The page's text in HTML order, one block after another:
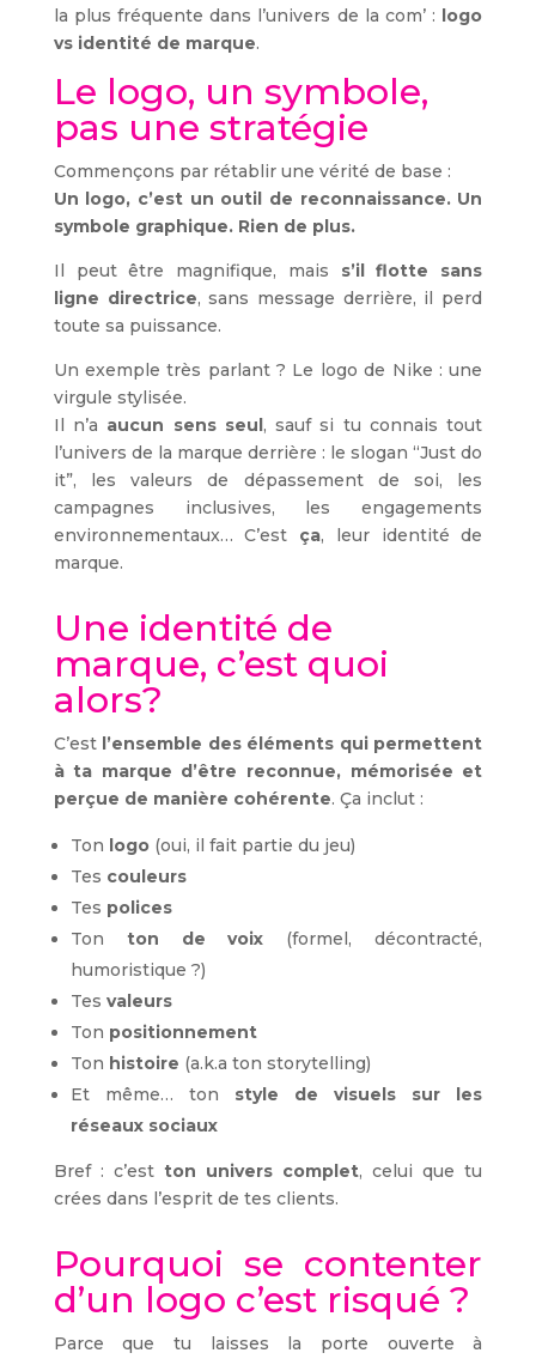
la plus fréquente dans l’univers de la com’ : logo
vs identité de marque.
Le logo, un symbole,
pas une stratégie
Commençons par rétablir une vérité de base :
Un logo, c’est un outil de reconnaissance. Un
symbole graphique. Rien de plus.
Il peut être magnifique, mais s’il flotte sans
ligne directrice, sans message derrière, il perd
toute sa puissance.
Un exemple très parlant ? Le logo de Nike : une
virgule stylisée.
Il n’a aucun sens seul, sauf si tu connais tout
l’univers de la marque derrière : le slogan “Just do
it”, les valeurs de dépassement de soi, les
campagnes inclusives, les engagements
environnementaux… C’est ça, leur identité de
marque.
Une identité de
marque, c’est quoi
alors?
C’est l’ensemble des éléments qui permettent
à ta marque d’être reconnue, mémorisée et
perçue de manière cohérente. Ça inclut :
Ton logo(oui, il fait partie du jeu)
Tes couleurs
Tes polices
Ton ton de voix (formel, décontracté,
humoristique ?)
Tes valeurs
Ton positionnement
Ton histoire (a.k.a ton storytelling)
Et même… ton style de visuels sur les
réseaux sociaux
Bref : c’est ton univers complet, celui que tu
crées dans l’esprit de tes clients.
Pourquoi se contenter
d’un logo c’est risqué ?
Parce que tu laisses la porte ouverte à